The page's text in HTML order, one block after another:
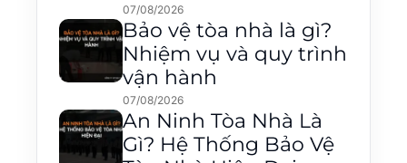
07/08/2026
Bảo vệ tòa nhà là gì?
Nhiệm vụ và quy trình
vận hành
07/08/2026
An Ninh Tòa Nhà Là
Gì? Hệ Thống Bảo Vệ